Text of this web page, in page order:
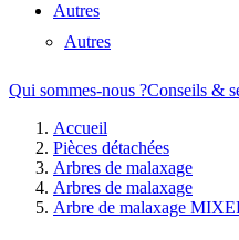
Autres
Autres
Qui sommes-nous ?Conseils &
Accueil
Pièces détachées
Arbres de malaxage
Arbres de malaxage
Arbre de malaxage